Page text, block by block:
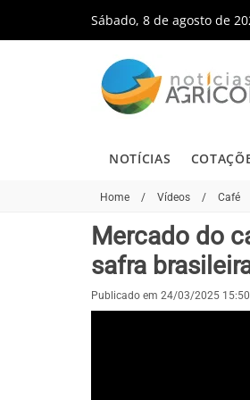
Sábado, 8 de agosto de
NOTÍCIAS
Home / Vídeos / Café
Mercado do
safra
Publicado em 24/03/2025